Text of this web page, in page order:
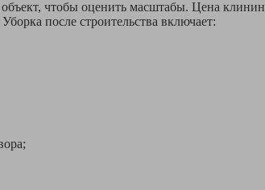
чтобы оценить масштабы. Цена
после строительства включает: